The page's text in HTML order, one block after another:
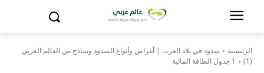
الرئيسية
سدود في بلاد العرب | أغراض وأنواع السدود ونماذج من العالم العربي
(1)
1 جدول الطاقة المائية